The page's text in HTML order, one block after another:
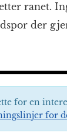
ranet.
der
for en
for